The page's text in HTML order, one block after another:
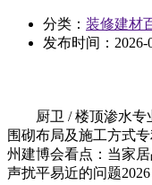
分类： 装修建材
发布时间： 2026-
厨卫 / 楼顶渗水专
围砌布局及施工方式
州建博会看点：当家
声扰平易近的问题